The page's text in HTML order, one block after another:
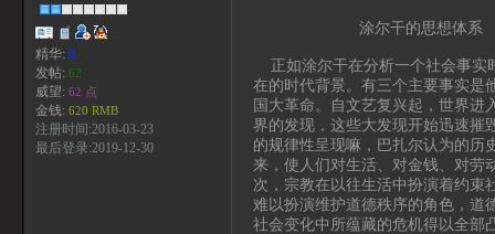
精华: 0
发帖: 62
威望: 62 点
金钱: 620 RMB
注册时间:2016-03-23
最后登录:2019-12-30
涂尔干的思想体系
正如涂尔干在分析一个社会事实
在的时代背景。有三个主要事实是
国大革命。自文艺复兴起，世界进
界的发现，这些大发现开始迅速摧
的规律性呈现嘛，巴扎尔认为的历
来，使人们对生活、对金钱、对劳
次，宗教在以往生活中扮演着约束
难以扮演维护道德秩序的角色，道
社会变化中所蕴藏的危机得以全部